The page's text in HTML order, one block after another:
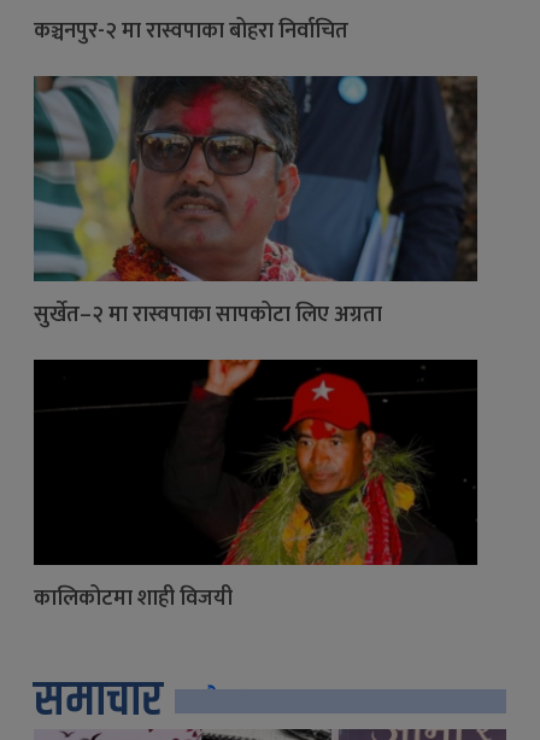
कञ्चनपुर-२ मा रास्वपाका बोहरा निर्वाचित
सुर्खेत–२ मा रास्वपाका सापकोटा लिए अग्रता
कालिकोटमा शाही विजयी
समाचार सबै